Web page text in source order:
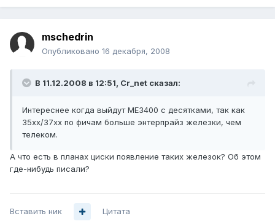
mschedrin
Опубликовано 16 декабря, 2008
В 11.12.2008 в 12:51, Cr_net сказал:
Интереснее когда выйдут ME3400 c десятками, так как
35xx/37xx по фичам больше энтерпрайз железки, чем
телеком.
А что есть в планах циски появление таких железок? Об этом
где-нибудь писали?
Вставить ник Цитата